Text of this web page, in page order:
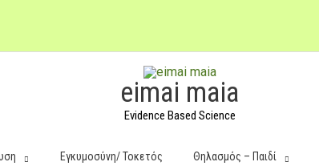
eimai maia
Evidence Based Science
Εγκυμοσύνη/ Τοκετός Θηλασμός – Παιδί